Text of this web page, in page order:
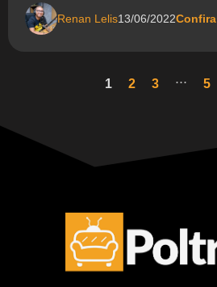
Renan Lelis13/06/2022Confira
1 2 3 ... 5